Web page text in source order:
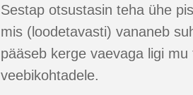
Sestap otsustasin teha ühe
mis (loodetavasti) vananeb
pääseb kerge vaevaga ligi
veebikohtadele.